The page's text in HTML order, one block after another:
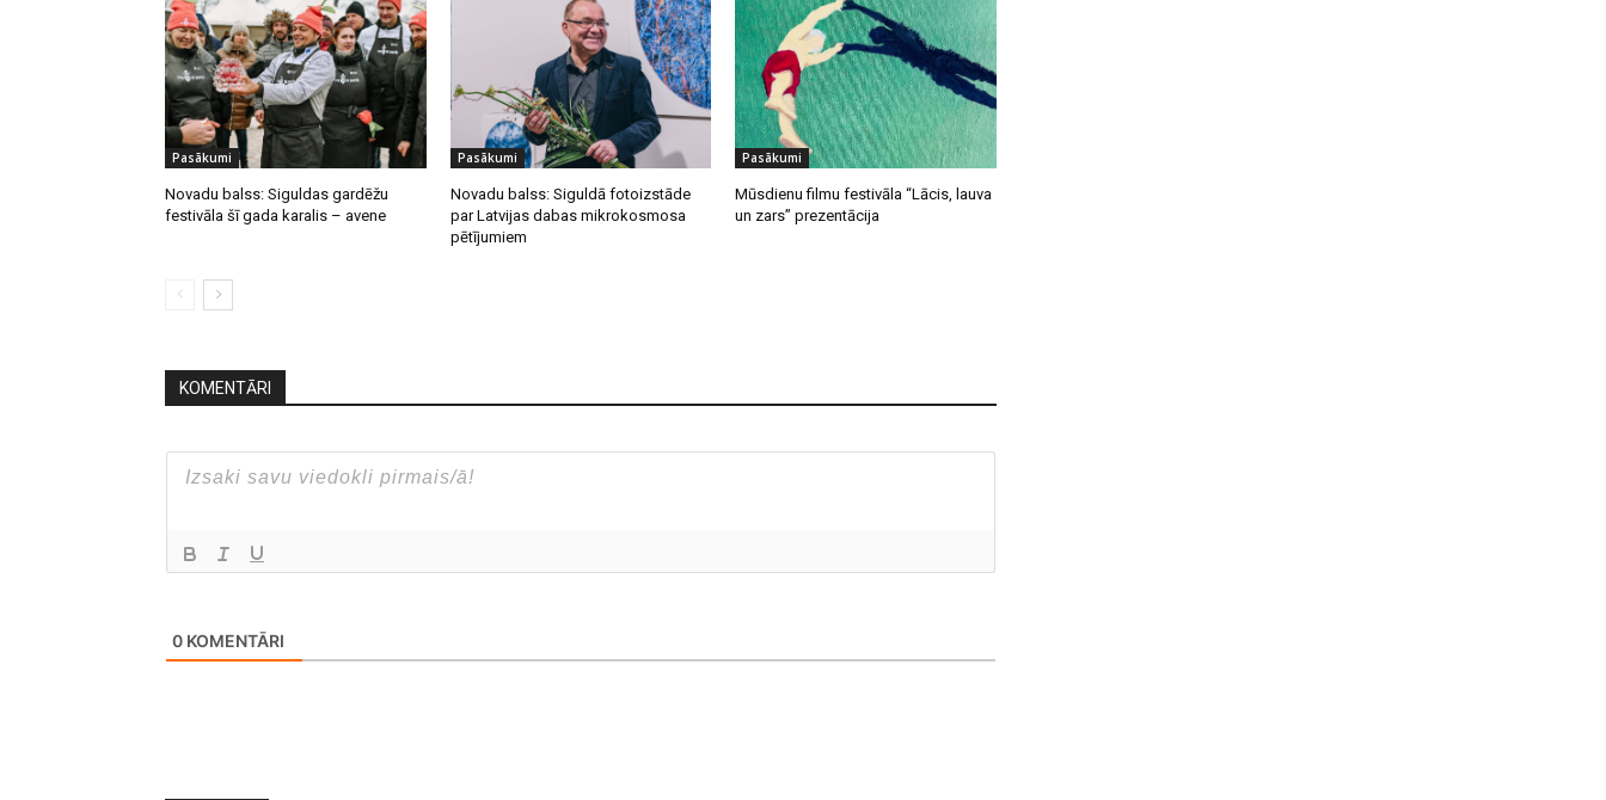
Pasākumi
Novadu balss: Siguldas gardēžu
festivāla šī gada karalis – avene
Pasākumi
Novadu balss: Siguldā fotoizstāde
par Latvijas dabas mikrokosmosa
pētījumiem
Pasākumi
Mūsdienu filmu festivāla “Lācis, lauva
un zars” prezentācija
KOMENTĀRI
0 KOMENTĀRI